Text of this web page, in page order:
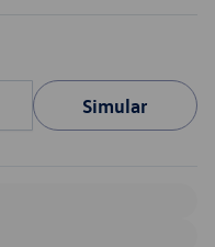
Simular